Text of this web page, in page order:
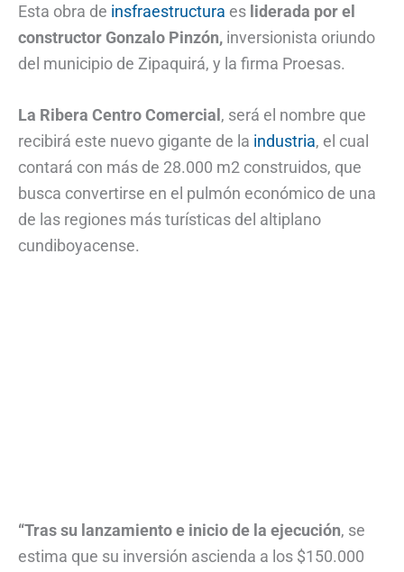
Esta obra de insfraestructura es liderada por el
constructor Gonzalo Pinzón, inversionista oriundo
del municipio de Zipaquirá, y la firma Proesas.
La Ribera Centro Comercial , será el nombre que
recibirá este nuevo gigante de la industria, el cual
contará con más de 28.000 m2 construidos, que
busca convertirse en el pulmón económico de una
de las regiones más turísticas del altiplano
cundiboyacense.
“Tras su lanzamiento e inicio de la ejecución, se
estima que su inversión ascienda a los $150.000